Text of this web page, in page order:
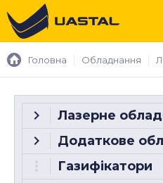
Головна Обладнання
Лазерне
Додаткове
Газифікатори